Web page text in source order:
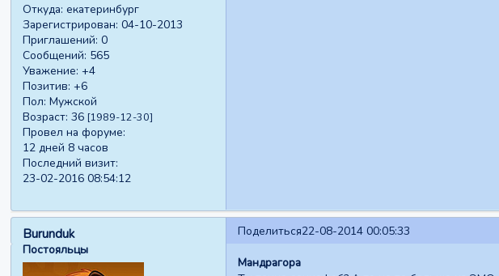
Откуда: екатеринбург
Зарегистрирован: 04-10-2013
Приглашений: 0
Сообщений: 565
Уважение: +4
Позитив: +6
Пол: Мужской
Возраст: 36 [1989-12-30]
Провел на форуме:
12 дней 8 часов
Последний визит:
23-02-2016 08:54:12
Поделиться22-08-2014 00:05:33
Burunduk
Постояльцы
Мандрагора